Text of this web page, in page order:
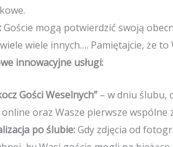
Goście mogą potwierdzić swoją
wiele innych…. Pamiętajcie, że
innowacyjne usługi:
Gości Weselnych” – w dniu ślubu,
oraz Wasze pierwsze wspólne
po ślubie:Gdy zdjęcia od